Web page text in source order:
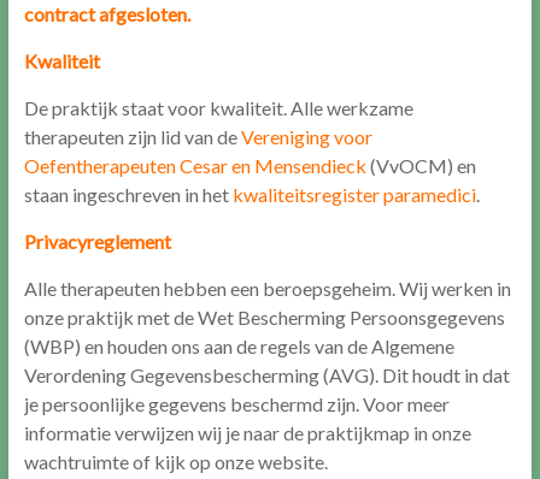
contract afgesloten.
Kwaliteit
De praktijk staat voor kwaliteit. Alle werkzame
therapeuten zijn lid van deVereniging voor
Oefentherapeuten Cesar en Mensendieck (VvOCM) en
staan ingeschreven in het kwaliteitsregister paramedici.
Privacyreglement
Alle therapeuten hebben een beroepsgeheim. Wij werken in
onze praktijk met de Wet Bescherming Persoonsgegevens
(WBP) en houden ons aan de regels van de Algemene
Verordening Gegevensbescherming (AVG). Dit houdt in dat
je persoonlijke gegevens beschermd zijn. Voor meer
informatie verwijzen wij je naar de praktijkmap in onze
wachtruimte of kijk op onze website.